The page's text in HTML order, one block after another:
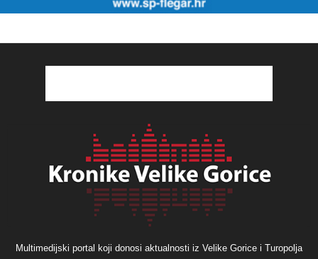
Multimedijski portal koji donosi aktualnosti iz Velike Gorice i Turopolja